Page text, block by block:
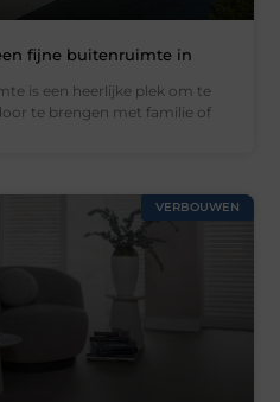
fijne buitenruimte in
is een heerlijke plek om te
te brengen met familie of
VERBOUWEN